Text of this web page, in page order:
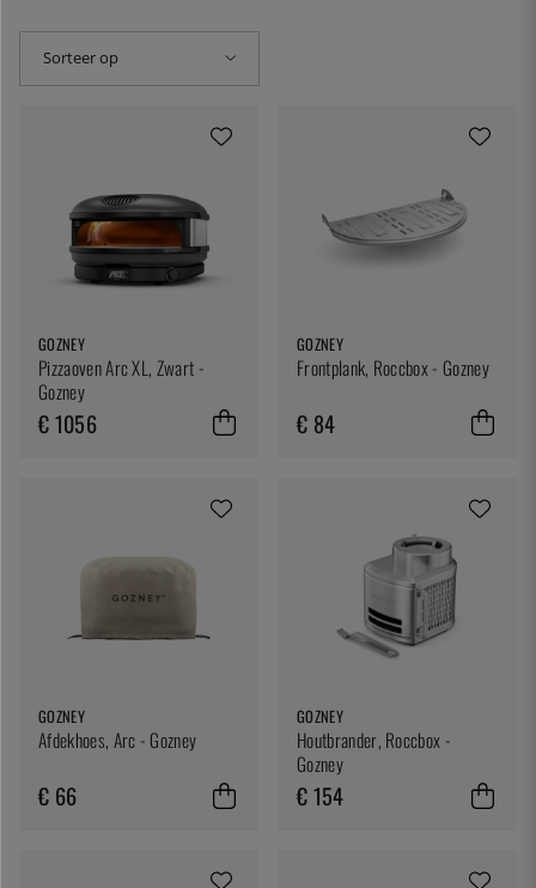
Sorteer op
GOZNEY
Pizzaoven Arc XL, Zwart -
Gozney
€ 1056
GOZNEY
Frontplank, Roccbox - Gozney
€ 84
GOZNEY
Afdekhoes, Arc - Gozney
€ 66
GOZNEY
Houtbrander, Roccbox -
Gozney
€ 154